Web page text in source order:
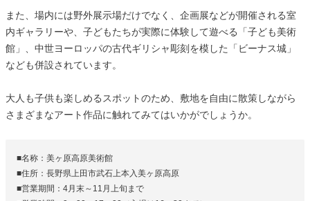
また、場内には野外展示場だけでなく、企画展などが開催される室
内ギャラリーや、子どもたちが実際に体験して遊べる「子ども美術
館」、中世ヨーロッパの古代ギリシャ彫刻を模した「ビーナス城」
なども併設されています。
大人も子供も楽しめるスポットのため、敷地を自由に散策しながら
さまざまなアート作品に触れてみてはいかがでしょうか。
■名称：美ヶ原高原美術館
■住所：長野県上田市武石上本入美ヶ原高原
■営業期間：4月末～11月上旬まで